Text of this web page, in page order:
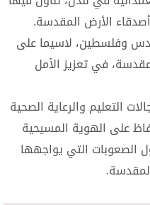
الأرض المقدسة.
وفلسطين، لاسيما على
في تعزيز الأمل
التعليم والرعاية الصحية
على الهوية المسيحية
الصعوبات التي يواجهها